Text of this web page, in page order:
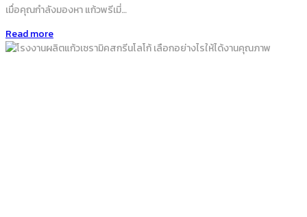
เมื่อคุณกำลังมองหา แก้วพรีเมี่…
Read more